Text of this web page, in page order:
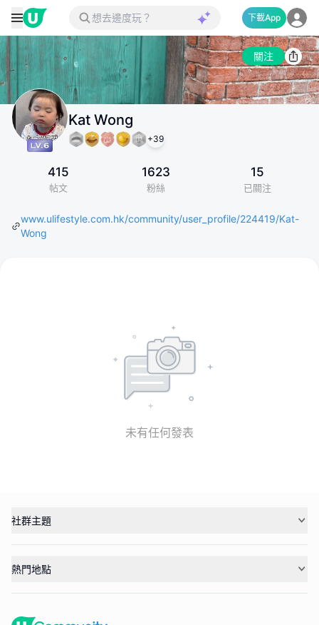
下載App
關注
Kat Wong
+39
415
帖文
1623
粉絲
15
已關注
www.ulifestyle.com.hk/community/user_profile/224419/Kat-
Wong
未有任何發表
社群主題
熱門地點